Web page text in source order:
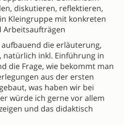
diskutieren, reflektieren,
Kleingruppe mit konkreten
Arbeitsaufträgen
die erläuterung,
natürlich inkl. Einführung in
die Frage, wie bekommt man
aus der ersten
was haben wir bei
würde ich gerne vor allem
und das didaktisch